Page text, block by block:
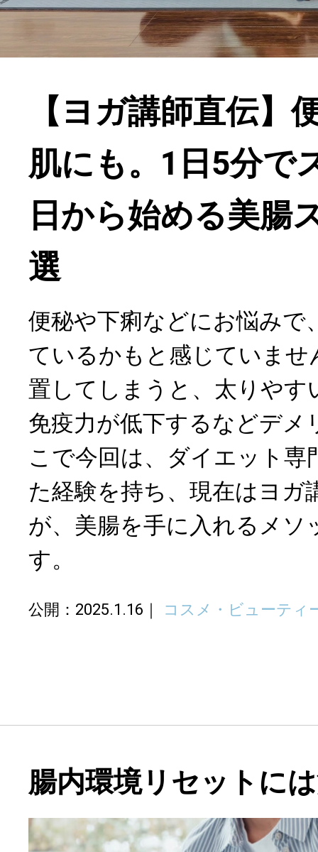
【ヨガ講師直伝】
肌にも。1日5分で
日から始める美腸
選
便秘や下痢などにお悩みで
ているかもと感じていませ
置してしまうと、太りやす
免疫力が低下するなどデメ
こで今回は、ダイエット専
た経験を持ち、現在はヨガ
が、美腸を手に入れるメソ
す。
公開：2025.1.16 コスメ・ビューティ
腸内環境リセットに